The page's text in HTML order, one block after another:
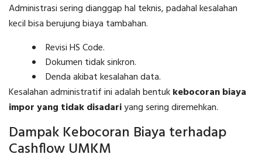
Administrasi sering dianggap hal teknis, padahal kesalahan
kecil bisa berujung biaya tambahan.
Revisi HS Code.
Dokumen tidak sinkron.
Denda akibat kesalahan data.
Kesalahan administratif ini adalah bentukkebocoran biaya
impor yang tidak disadariyang sering diremehkan.
Dampak Kebocoran Biaya terhadap
Cashflow UMKM